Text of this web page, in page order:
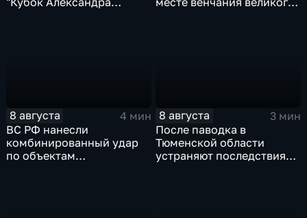
8 августа
4 мин
ВС РФ нанесли
комбинированный удар
по объектам
8 августа
3 мин
После паводка в
Тюменской области
устраняют последствия